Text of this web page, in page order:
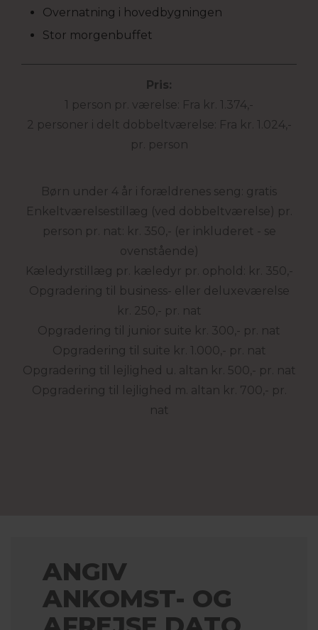
Overnatning i hovedbygningen
Stor morgenbuffet
Pris:
1 person pr. værelse: Fra kr. 1.374,-
2 personer i delt dobbeltværelse: Fra kr. 1.024,-
pr. person
Børn under 4 år i forældrenes seng: gratis
Enkeltværelsestillæg (ved dobbeltværelse) pr.
person pr. nat: kr. 350,- (er inkluderet - se
ovenstående)
Kæledyrstillæg pr. kæledyr pr. ophold: kr. 350,-
Opgradering til business- eller deluxeværelse
kr. 250,- pr. nat
Opgradering til junior suite kr. 300,- pr. nat
Opgradering til suite kr. 1.000,- pr. nat
Opgradering til lejlighed u. altan kr. 500,- pr. nat
Opgradering til lejlighed m. altan kr. 700,- pr.
nat
ANGIV
ANKOMST- OG